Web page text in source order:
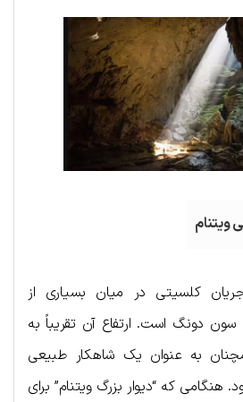
کلسیتی در میان بسیاری از
دونگ است. ارتفاع آن تقریباً به
به عنوان یک شاهکار طبیعی
که “دیوار بزرگ ویتنام” برای